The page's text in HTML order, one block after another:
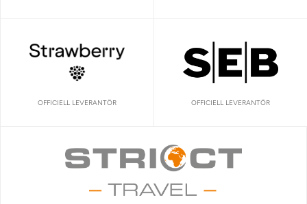
OFFICIELL LEVERANTÖR OFFICIELL LEVERANTÖR